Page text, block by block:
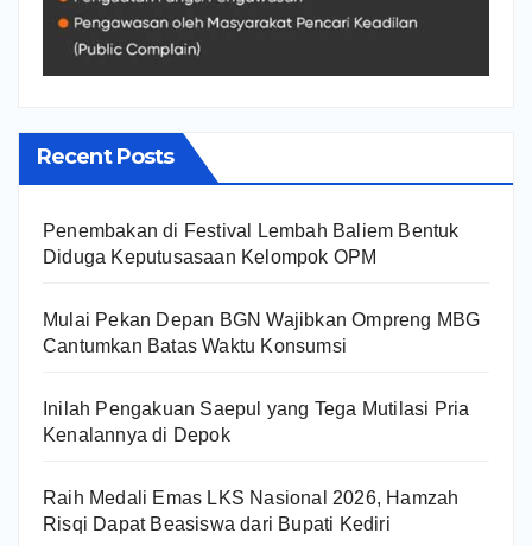
Recent Posts
Penembakan di Festival Lembah Baliem Bentuk
Diduga Keputusasaan Kelompok OPM
Mulai Pekan Depan BGN Wajibkan Ompreng MBG
Cantumkan Batas Waktu Konsumsi
Inilah Pengakuan Saepul yang Tega Mutilasi Pria
Kenalannya di Depok
Raih Medali Emas LKS Nasional 2026, Hamzah
Risqi Dapat Beasiswa dari Bupati Kediri